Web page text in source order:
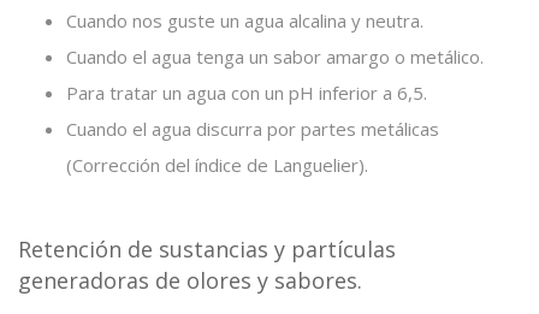
Cuando nos guste un agua alcalina y neutra.
Cuando el agua tenga un sabor amargo o metálico.
Para tratar un agua con un pH inferior a 6,5.
Cuando el agua discurra por partes metálicas
(Corrección del índice de Languelier).
Retención de sustancias y partículas
generadoras de olores y sabores.